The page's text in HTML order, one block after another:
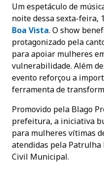
Um espetáculo de
noite dessa sexta-feira,
Boa Vista. O show
protagonizado pela
para apoiar mulheres
vulnerabilidade. Além
evento reforçou a
ferramenta de
Promovido pela Blago
prefeitura, a iniciativa
para mulheres vítimas
atendidas pela Patrulha
Civil Municipal.